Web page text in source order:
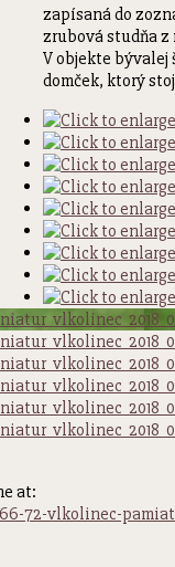
zapísaná do
zrubová studňa z
V objekte bývalej
domček, ktorý
at:
72-vlkolinec-